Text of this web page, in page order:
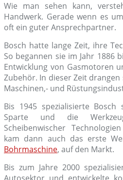
Wie man sehen kann,
Handwerk. Gerade wenn es
oft ein guter Ansprechpartner.
Bosch hatte lange Zeit, ihre
So begannen sie im Jahr 1886
Entwicklung von Gasmotoren
Zubehör. In dieser Zeit
Maschinen,- und
Bis 1945 spezialisierte
Sparte und die
Scheibenwischer
kam dann auch das erste
Bohrmaschine, auf den Markt.
Bis zum Jahre 2000